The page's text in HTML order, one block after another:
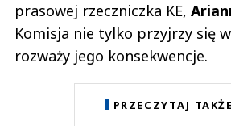
prasowej rzeczniczka KE,
Komisja nie tylko przyjrzy się
rozważy jego konsekwencje.
PRZECZYTAJ